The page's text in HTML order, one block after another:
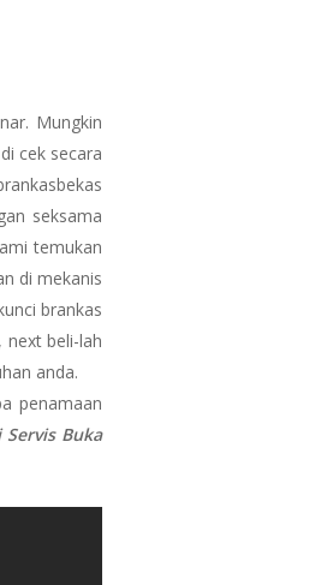
Mungkin
cek secara
seksama
temukan
di mekanis
brankas
next beli-lah
anda.
penamaan
Servis Buka